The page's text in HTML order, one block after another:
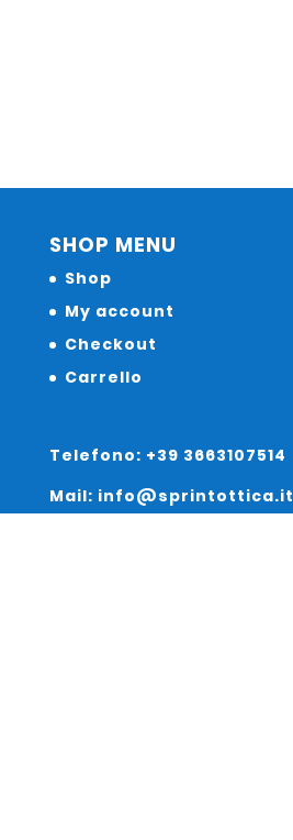
SHOP MENU
Shop
My account
Checkout
Carrello
Telefono: +39 3663107514
Mail: info@sprintottica.it